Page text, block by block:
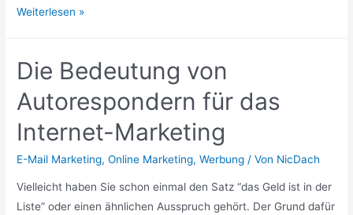
SEO
Welches
das
Richtige
Weiterlesen »
Die Bedeutung von
Autorespondern für das
Internet-Marketing
E-Mail Marketing,Online Marketing,Werbung / Von NicDach
Vielleicht haben Sie schon einmal den Satz “das Geld ist in der
Liste” oder einen ähnlichen Ausspruch gehört. Der Grund dafür